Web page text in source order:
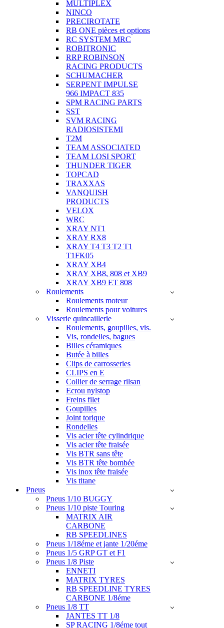
MULTIPLEX
NINCO
PRECIROTATE
RB ONE pièces et options
RC SYSTEM MRC
ROBITRONIC
RRP ROBINSON
RACING PRODUCTS
SCHUMACHER
SERPENT IMPULSE
966 IMPACT 835
SPM RACING PARTS
SST
SVM RACING
RADIOSISTEMI
T2M
TEAM ASSOCIATED
TEAM LOSI SPORT
THUNDER TIGER
TOPCAD
TRAXXAS
VANQUISH
PRODUCTS
VELOX
WRC
XRAY NT1
XRAY RX8
XRAY T4 T3 T2 T1
T1FK05
XRAY XB4
XRAY XB8, 808 et XB9
XRAY XB9 ET 808
Roulements
Roulements moteur
Roulements pour voitures
Visserie quincaillerie
Roulements, goupilles, vis.
Vis, rondelles, bagues
Billes céramiques
Butée à billes
Clips de carrosseries
CLIPS en E
Collier de serrage rilsan
Ecrou nylstop
Freins filet
Goupilles
Joint torique
Rondelles
Vis acier tête cylindrique
Vis acier tête fraisée
Vis BTR sans tête
Vis BTR tête bombée
Vis inox tête fraisée
Vis titane
Pneus
Pneus 1/10 BUGGY
Pneus 1/10 piste Touring
MATRIX AIR
CARBONE
RB SPEEDLINES
Pneus 1/18éme et jante 1/20éme
Pneus 1/5 GRP GT et F1
Pneus 1/8 Piste
ENNETI
MATRIX TYRES
RB SPEEDLINE TYRES
CARBONE 1/8éme
Pneus 1/8 TT
JANTES TT 1/8
SP RACING 1/8éme tout